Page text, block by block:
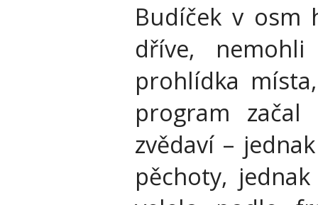
Budíček v osm
dříve,
prohlídka
program
zvědaví –
pěchoty,